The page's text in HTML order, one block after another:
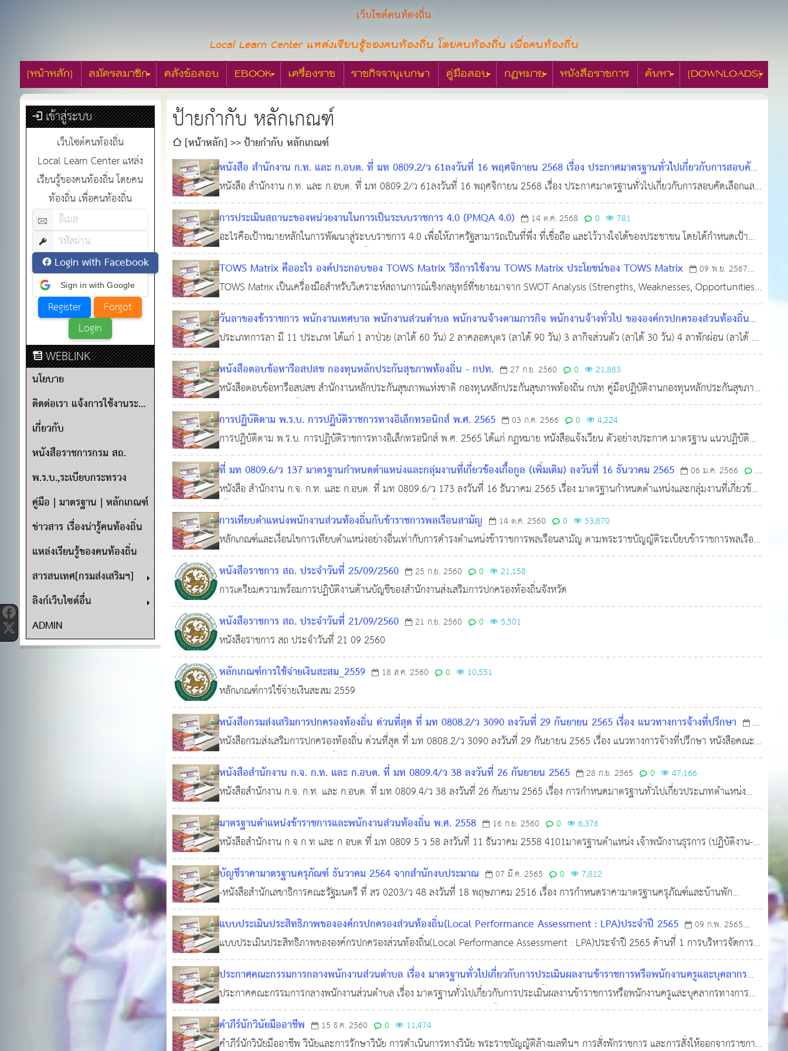
เว็บไซต์คนท้องถิ่น
Local Learn Center แหล่งเรียนรู้ของคนท้องถิ่น โดยคนท้องถิ่น เพื่อคนท้องถิ่น
[หน้าหลัก] สมัครสมาชิก คลังข้อสอบ EBOOK เครื่องราช ราชกิจจานุเบกษา คู่มือสอบ กฎหมาย หนังสือราชการ ค้นหา [DOWNLOADS]
เข้าสู่ระบบ
เว็บไซต์คนท้องถิ่น
Local Learn Center แหล่ง
เรียนรู้ของคนท้องถิ่น โดยคน
ท้องถิ่น เพื่อคนท้องถิ่น
Login with Facebook
Sign in with Google
WEBLINK
นโยบาย
ติดต่อเรา แจ้งการใช้งานระบบ
เกี่ยวกับ
หนังสือราชการกรม สถ.
พ.ร.บ.,ระเบียบกระทรวง
คู่มือ | มาตรฐาน | หลักเกณฑ์
ข่าวสาร เรื่องน่ารู้คนท้องถิ่น
แหล่งเรียนรู้ของคนท้องถิ่น
สารสนเทศ[กรมส่งเสริมฯ]
ลิงก์เว็บไซต์อื่น
ADMIN
ป้ายกำกับ หลักเกณฑ์
[หน้าหลัก]
ป้ายกำกับ หลักเกณฑ์
หนังสือ สำนักงาน ก.ท. และ ก.อบต. ที่ มท 0809.2/ว 61ลงวันที่ 16 พฤศจิกายน 2568 เรื่อง ประกาศมาตรฐานทั่วไปเกี่ยวกับการสอบคัด
เลือกและการคัดเลือกพนักงานเทศบาลและพนักงานส่วนตำบล ให้ดำรงตำแหน่งสายงานผู้บริหาร (ฉบับที่ 4) พ.ศ. 2568
21 พ.ย. 2568
0
856
หนังสือ สำนักงาน ก.ท. และ ก.อบต. ที่ มท 0809.2/ว 61ลงวันที่ 16 พฤศจิกายน 2568 เรื่อง ประกาศมาตรฐานทั่วไปเกี่ยวกับการสอบคัดเลือกและ
การคัดเลือกพนักงานเทศบาลและพนักงานส่วนตำบล ให้ดำรงตำแหน่งสายงานผู้บริหาร (ฉบับที่ 4) พ.ศ. 2568
การประเมินสถานะของหน่วยงานในการเป็นระบบราชการ 4.0 (PMQA 4.0) 14 ต.ค. 2568 0 781
อะไรคือเป้าหมายหลักในการพัฒนาสู่ระบบราชการ 4.0 เพื่อให้ภาครัฐสามารถเป็นที่พึ่ง ที่เชื่อถือ และไว้วางใจได้ของประชาชน โดยได้กำหนดเป้า
หมายในการพัฒนาระบบราชการไว้ ดังนี้ ระบบราชการที่เปิดกว้างและเชื่อมโยงถึงกัน (Open & Connected Government) ระบบราชการที่ยึดปร
TOWS Matrix คืออะไร องค์ประกอบของ TOWS Matrix วิธีการใช้งาน TOWS Matrix ประโยชน์ของ TOWS Matrix
09 พ.ย. 2567
0
2,750
TOWS Matrix เป็นเครื่องมือสำหรับวิเคราะห์สถานการณ์เชิงกลยุทธ์ที่ขยายมาจาก SWOT Analysis (Strengths, Weaknesses, Opportunities,
Threats) โดยการใช้ TOWS Matrix เราสามารถนำจุดแข็งและจุดอ่อนขององค์กรมาผสมผสานกับโอกาสและความเสี่ยงจากภายนอกเพื่อกำหนดกล
ยุทธ์ที่เ
วันลาของข้าราชการ พนักงานเทศบาล พนักงานส่วนตำบล พนักงานจ้างตามภารกิจ พนักงานจ้างทั่วไป ขององค์กรปกครองส่วนท้องถิ่น
เช่น ลาป่วย ลากิจส่วนตัว ลาคลอดบุตร ลาพักผ่อน
05 พ.ค. 2563 0 65,535
ประเภทการลา มี 11 ประเภท ได้แก่ 1 ลาป่วย (ลาได้ 60 วัน) 2 ลาคลอดบุตร (ลาได้ 90 วัน) 3 ลากิจส่วนตัว (ลาได้ 30 วัน) 4 ลาพักผ่อน (ลาได้ 10
วัน) 5 ลาอุปสมบท หรือลาไปประกอบพิธีฮัจย์ (ลาได้ 120 วัน) 6 ลาเข้ารับการตรวจเลือก หรือเข้ารับการเตรียมพล 7 ลาไปศึกษา ฝึก
หนังสือตอบข้อหารือสปสช กองทุนหลักประกันสุขภาพท้องถิ่น - กปท. 27 ก.ย. 2560 0 21,883
หนังสือตอบข้อหารือสปสช สำนักงานหลักประกันสุขภาพแห่งชาติ กองทุนหลักประกันสุขภาพท้องถิ่น กปท คู่มือปฏิบัติงานกองทุนหลักประกันสุขภาพ
ในระดับท้องถิ่นหรือพื้นที่
การปฏิบัติตาม พ.ร.บ. การปฏิบัติราชการทางอิเล็กทรอนิกส์ พ.ศ. 2565 03 ก.ค. 2566 0 4,224
การปฏิบัติตาม พ.ร.บ. การปฏิบัติราชการทางอิเล็กทรอนิกส์ พ.ศ. 2565 ได้แก่ กฏหมาย หนังสือแจ้งเวียน ตัวอย่างประกาศ มาตรฐาน แนวปฏิบัติ
คำถามคำตอบ คลิปวีดีโอ อินโฟกราฟิก และข้อมูลอื่นที่เกี่ยวข้อง
ที่ มท 0809.6/ว 137 มาตรฐานกำหนดตำแหน่งและกลุ่มงานที่เกี่ยวข้องเกื้อกูล (เพิ่มเติม) ลงวันที่ 16 ธันวาคม 2565 06 ม.ค. 2566
0
9,649
หนังสือ สํานักงาน ก.จ. ก.ท. และ ก.อบต. ที่ มท 0809.6/ว 173 ลงวันที่ 16 ธันวาคม 2565 เรื่อง มาตรฐานกําหนดตําแหน่งและกลุ่มงานที่เกี่ยวข้อง
เกื้อกูล (เพิ่มเติม) ก.จ. ก.ท. และ ก.อบต. ในการประชุม ครั้งที่ 9/2565 เมื่อวันที่ 29 กันยายน 2565 มีมติเห็นชอบให้กำหนดต
การเทียบตำแหน่งพนักงานส่วนท้องถิ่นกับข้าราชการพลเรือนสามัญ 14 ต.ค. 2560 0 53,870
หลักเกณฑ์และเงื่อนไขการเทียบตำแหน่งอย่างอื่นเท่ากับการดำรงตำแหน่งข้าราชการพลเรือนสามัญ ตามพระราชบัญญัติระเบียบข้าราชการพลเรือน
พ ศ 2551
หนังสือราชการ สถ. ประจำวันที่ 25/09/2560 25 ก.ย. 2560 0 21,158
การเตรียมความพร้อมการปฏิบัติงานด้านบัญชีของสำนักงานส่งเสริมการปกครองท้องถิ่นจังหวัด
หนังสือราชการ สถ. ประจำวันที่ 21/09/2560 21 ก.ย. 2560 0 5,501
หนังสือราชการ สถ ประจำวันที่ 21 09 2560
หลักเกณฑ์การใช้จ่ายเงินสะสม_2559 18 ส.ค. 2560 0 10,551
หลักเกณฑ์การใช้จ่ายเงินสะสม 2559
หนังสือกรมส่งเสริมการปกครองท้องถิ่น ด่วนที่สุด ที่ มท 0808.2/ว 3090 ลงวันที่ 29 กันยายน 2565 เรื่อง แนวทางการจ้างที่ปรึกษา
30
ก.ย. 2565
0 7,318
หนังสือกรมส่งเสริมการปกครองท้องถิ่น ด่วนที่สุด ที่ มท 0808.2/ว 3090 ลงวันที่ 29 กันยายน 2565 เรื่อง แนวทางการจ้างที่ปรึกษา หนังสือคณะ
กรรมการวินิจฉัยปัญหาการจัดซื้อจัดจ้างและการบริหารพัสดุภาครัฐ ด่วนที่สุด ที่ กค (กวจ) 0405.3/ว 1203 ลงวันที่ 27 กันยายน 256
หนังสือสำนักงาน ก.จ. ก.ท. และ ก.อบต. ที่ มท 0809.4/ว 38 ลงวันที่ 26 กันยายน 2565 28 ก.ย. 2565 0 47,166
หนังสือสำนักงาน ก.จ. ก.ท. และ ก.อบต. ที่ มท 0809.4/ว 38 ลงวันที่ 26 กันยาน 2565 เรื่อง การกำหนดมาตรฐานทั่วไปเกี่ยวประเภทตำแหน่ง
มาตรฐานกำหนดตำแหน่งและมาตรฐานวิทยฐานะข้าราชการหรือพนักงานครูและบุคคลากรทางการศึกษาองค์กรปกครองส่วนท้องถิ่น และเงื่อนไข
การลดระยะ
มาตรฐานตำแหน่งข้าราชการและพนักงานส่วนท้องถิ่น พ.ศ. 2558 16 ก.ย. 2560 0 6,376
หนังสือสำนักงาน ก จ ก ท และ ก อบต ที่ มท 0809 5 ว 58 ลงวันที่ 11 ธันวาคม 2558 4101มาตรฐานตำแหน่ง เจ้าพนักงานธุรการ (ปฏิบัติงาน-
อาวุโส) 4102 มาตรฐานตำแหน่ง เจ้าพนักงานทะเบียน (ปฏิบัติงาน-อาวุโส) 4103 มาตรฐานตำแหน่ง เจ้าพนักงานเวชสถิติ (ปฏิบัติงาน-อาวุโส) 4
บัญชีราคามาตรฐานครุภัณฑ์ ธันวาคม 2564 จากสำนักงบประมาณ 07 มี.ค. 2565 0 7,812
-หนังสือสำนักเลขาธิการคณะรัฐมนตรี ที่ สร 0203/ว 48 ลงวันที่ 18 พฤษภาคม 2516 เรื่อง การกำหนดราคามาตรฐานครุภัณฑ์และบ้านพัก
ข้าราชการ -หนังสือสำนักเลขาธิการคณะรัฐมนตรี ด่วนที่สุด ที่ นร 0505/ว 28 ลงวันที่ 19 กุมภาพันธ์ 2556 เรื่อง การปรับปรุงหลักเกณฑ์ แนวทาง
แบบประเมินประสิทธิภาพขององค์กรปกครองส่วนท้องถิ่น(Local Performance Assessment : LPA)ประจำปี 2565
09 ก.พ. 2565
0
65,535
แบบประเมินประสิทธิภาพขององค์กรปกครองส่วนท้องถิ่น(Local Performance Assessment : LPA)ประจำปี 2565 ด้านที่ 1 การบริหารจัดการ
ด้านที่ 2 การบริหารงานบุคคลและกิจการสภา ด้านที่ 3 การบริหารงานการเงินและการคลัง ด้านที่ 4 การบริการสาธารณะ ด้านที่ 5 ธรรมาภิบาล
ประกาศคณะกรรมการกลางพนักงานส่วนตำบล เรื่อง มาตรฐานทั่วไปเกี่ยวกับการประเมินผลงานข้าราชการหรือพนักงานครูและบุคลากร
ทางการศึกษาองค์การบริหารส่วนตำบลตำแหน่งครู เพื่อให้มีหรือเลื่อนวิทยฐานะสูงขึ้น พ.ศ. 2561 ลงวันที่ 9 พฤษภาคม 2561
11 มี.ค.
2565
0 11,428
ประกาศคณะกรรมการกลางพนักงานส่วนตำบล เรื่อง มาตรฐานทั่วไปเกี่ยวกับการประเมินผลงานข้าราชการหรือพนักงานครูและบุคลากรทางการ
ศึกษาองค์การบริหารส่วนตำบลตำแหน่งครู เพื่อให้มีหรือเลื่อนวิทยฐานะสูงขึ้น พ.ศ. 2561 ลงวันที่ 9 พฤษภาคม 2561
คำภีร์นักวินัยมืออาชีพ 15 ธ.ค. 2560 0 11,474
คำภีร์นักวินัยมืออาชีพ วินัยและการรักษาวินัย การดำเนินการทางวินัย พระราชบัญญัติล้างมลทินฯ การสั่งพักราชการ และการสั่งให้ออกจากราชการ